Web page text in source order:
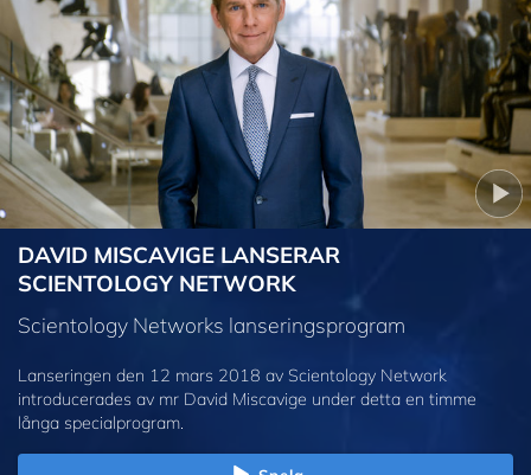
DAVID MISCAVIGE LANSERAR
SCIENTOLOGY NETWORK
Scientology Networks lanseringsprogram
Lanseringen den 12 mars 2018 av Scientology Network
introducerades av mr David Miscavige under detta en timme
långa specialprogram.